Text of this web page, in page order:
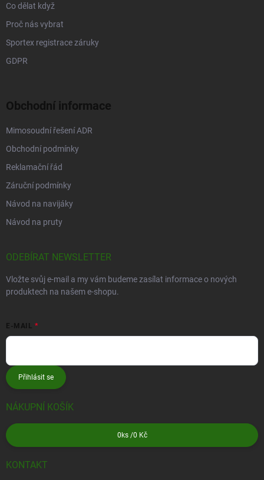
Co dělat když
Proč nás vybrat
Sportex registrace záruky
GDPR
Obchodní informace
Mimosoudní řešení ADR
Obchodní podmínky
Reklamační řád
Záruční podmínky
Návod na navijáky
Návod na pruty
ODEBÍRAT NEWSLETTER
Vložte svůj e-mail a my vám budeme zasílat informace o nových
produktech na našem e-shopu.
E-MAIL
Přihlásit se
NÁKUPNÍ KOŠÍK
0ks /0 Kč
KONTAKT